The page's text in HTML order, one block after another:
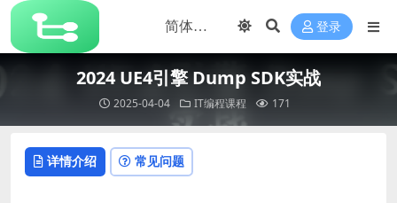
登录
2024 UE4引擎 Dump SDK实战
2025-04-04 IT编程课程 171
详情介绍 常见问题